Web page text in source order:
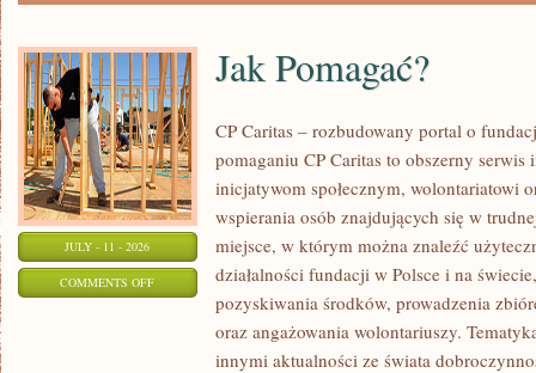
JULY - 11 - 2026
COMMENTS OFFON
POMAGAĆ?
Jak Pomagać?
CP Caritas – rozbudowany portal o
pomaganiu CP Caritas to obszerny
inicjatywom społecznym, wolontariatowi
wspierania osób znajdujących się w
miejsce, w którym można znaleźć
działalności fundacji w Polsce i na
pozyskiwania środków, prowadzenia
oraz angażowania wolontariuszy.
innymi aktualności ze świata